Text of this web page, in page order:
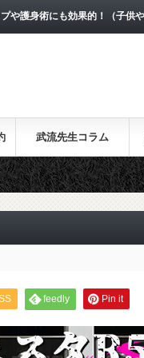
や護身術にも効果的！（子供や
武流先生コラム
feedly Pin it